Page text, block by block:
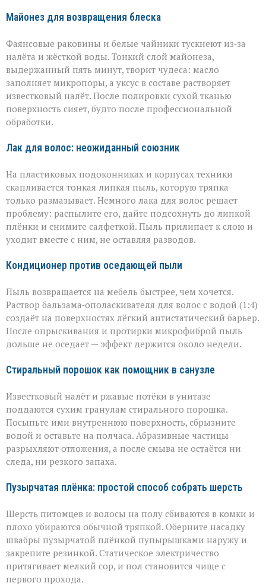
Майонез для возвращения блеска
Фаянсовые раковины и белые чайники тускнеют из‑за
налёта и жёсткой воды. Тонкий слой майонеза,
выдержанный пять минут, творит чудеса: масло
заполняет микропоры, а уксус в составе растворяет
известковый налёт. После полировки сухой тканью
поверхность сияет, будто после профессиональной
обработки.
Лак для волос: неожиданный союзник
На пластиковых подоконниках и корпусах техники
скапливается тонкая липкая пыль, которую тряпка
только размазывает. Немного лака для волос решает
проблему: распылите его, дайте подсохнуть до липкой
плёнки и снимите салфеткой. Пыль прилипает к слою и
уходит вместе с ним, не оставляя разводов.
Кондиционер против оседающей пыли
Пыль возвращается на мебель быстрее, чем хочется.
Раствор бальзама‑ополаскивателя для волос с водой (1:4)
создаёт на поверхностях лёгкий антистатический барьер.
После опрыскивания и протирки микрофиброй пыль
дольше не оседает — эффект держится около недели.
Стиральный порошок как помощник в санузле
Известковый налёт и ржавые потёки в унитазе
поддаются сухим гранулам стирального порошка.
Посыпьте ими внутреннюю поверхность, сбрызните
водой и оставьте на полчаса. Абразивные частицы
разрыхляют отложения, а после смыва не остаётся ни
следа, ни резкого запаха.
Пузырчатая плёнка: простой способ собрать шерсть
Шерсть питомцев и волосы на полу сбиваются в комки и
плохо убираются обычной тряпкой. Оберните насадку
швабры пузырчатой плёнкой пупырышками наружу и
закрепите резинкой. Статическое электричество
притягивает мелкий сор, и пол становится чище с
первого прохода.